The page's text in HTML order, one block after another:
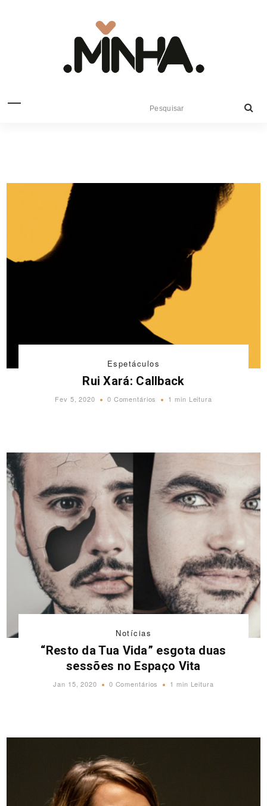
Espetáculos
Rui Xará: Callback
Fev 5, 2020 0 Comentários 1 min Leitura
Notícias
“Resto da Tua Vida” esgota duas
sessões no Espaço Vita
Jan 15, 2020 0 Comentários 1 min Leitura